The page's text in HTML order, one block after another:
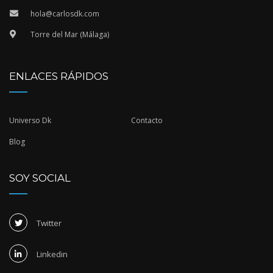
hola@carlosdk.com
Torre del Mar (Málaga)
ENLACES RÁPIDOS
Universo Dk Contacto
Blog
SOY SOCIAL
Twitter
Linkedin